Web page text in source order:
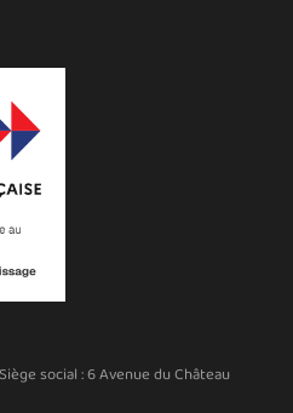
social : 6 Avenue du Château